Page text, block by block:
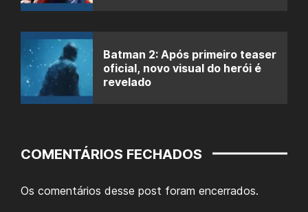
Batman 2: Após primeiro teaser
oficial, novo visual do herói é
revelado
COMENTÁRIOS FECHADOS
Os comentários desse post foram encerrados.